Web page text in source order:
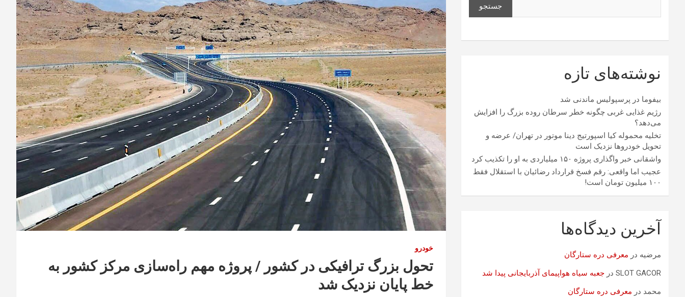
خودرو
تحول بزرگ ترافیکی در کشور / پروژه مهم راه‌سازی مرکز کشور به
خط پایان نزدیک شد
جستجو
نوشته‌های تازه
بیفوما در پرسپولیس ماندنی شد
رژیم غذایی غربی چگونه خطر سرطان روده بزرگ را افزایش
می‌دهد؟
تخلیه محموله کیا اسپورتیج دینا موتور در تهران/ عرضه و
تحویل خودروها نزدیک است
واشقانی خبر واگذاری پروژه ۱۵۰ میلیاردی به او را تکذیب کرد
عجیب اما واقعی: رقم فسخ قرارداد رضائیان با استقلال فقط
۱۰۰ میلیون تومان است!
آخرین دیدگاه‌ها
مرضیه در معرفی دره ستارگان
SLOT GACOR در جعبه سیاه هواپیمای آذربایجانی پیدا شد
محمد در معرفی دره ستارگان